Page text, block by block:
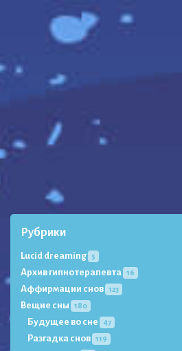
Рубрики
Lucid dreaming 5
Архив гипнотерапевта 16
Аффирмации снов 123
Вещие сны 180
Будущее во сне 47
Разгадка снов 119